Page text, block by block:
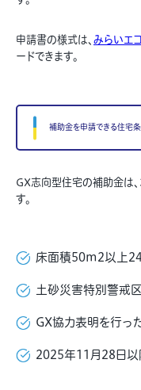
申請書の様式は、 みらいエ
ードできます。
補助金を申請できる住宅
GX志向型住宅の補助金は
す。
床面積50m2以上
土砂災害特別警戒
GX協力表明を行っ
2025年11月28日